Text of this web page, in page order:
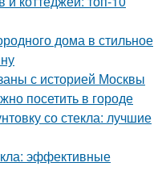
дома в стильное
с историей Москвы
посетить в городе
со стекла: лучшие
эффективные